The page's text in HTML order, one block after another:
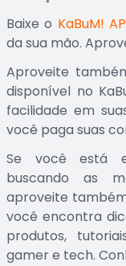
Baixe o KaBuM!
da sua mão.
Aproveite
disponível no
facilidade em
você paga suas
Se você está
buscando as
aproveite
você encontra
produtos,
gamer e tech.